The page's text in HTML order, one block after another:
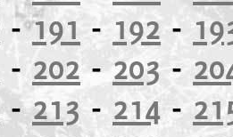
-191- 192 -
- 202-203 -
-213 - 214 -